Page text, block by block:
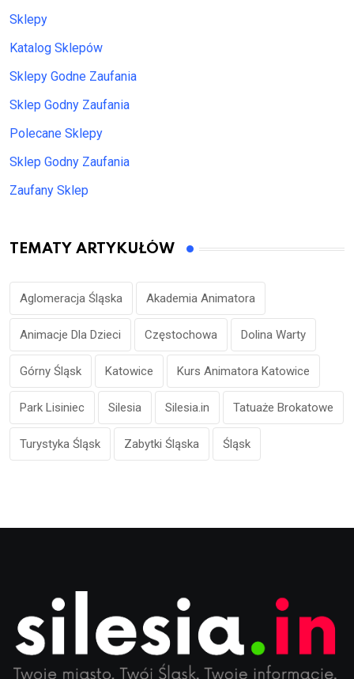
Sklepy
Katalog Sklepów
Sklepy Godne Zaufania
Sklep Godny Zaufania
Polecane Sklepy
Sklep Godny Zaufania
Zaufany Sklep
TEMATY ARTYKUŁÓW
Aglomeracja Śląska Akademia Animatora
Animacje Dla Dzieci Częstochowa Dolina Warty
Górny Śląsk Katowice Kurs Animatora Katowice
Park Lisiniec Silesia Silesia.in Tatuaże Brokatowe
Turystyka Śląsk Zabytki Śląska Śląsk